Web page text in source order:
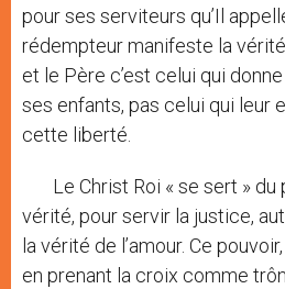
pour ses serviteurs qu’Il
rédempteur manifeste la
et le Père c’est celui qui
ses enfants, pas celui qui leur
cette liberté.
Le Christ Roi « se sert » du
vérité, pour servir la justice,
la vérité de l’amour. Ce
en prenant la croix comme